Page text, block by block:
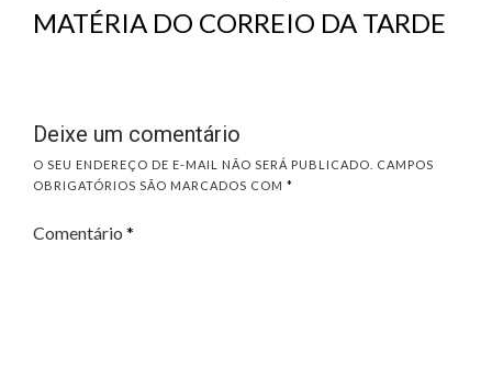
MATÉRIA DO CORREIO DA TARDE
Deixe um comentário
O SEU ENDEREÇO DE E-MAIL NÃO SERÁ PUBLICADO.
CAMPOS
OBRIGATÓRIOS SÃO MARCADOS COM *
Comentário *